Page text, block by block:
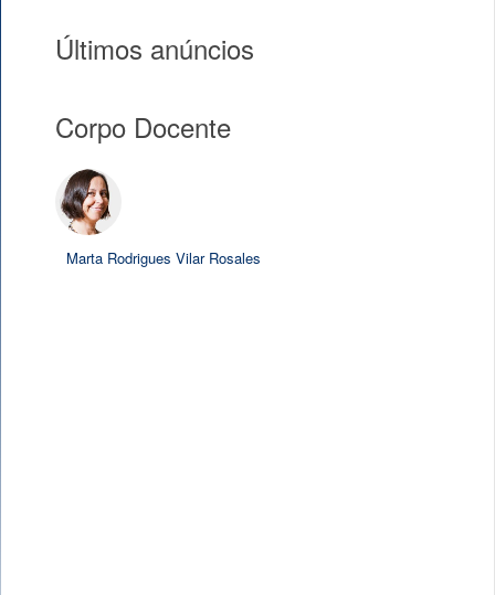
Últimos anúncios
Corpo Docente
Marta Rodrigues Vilar Rosales